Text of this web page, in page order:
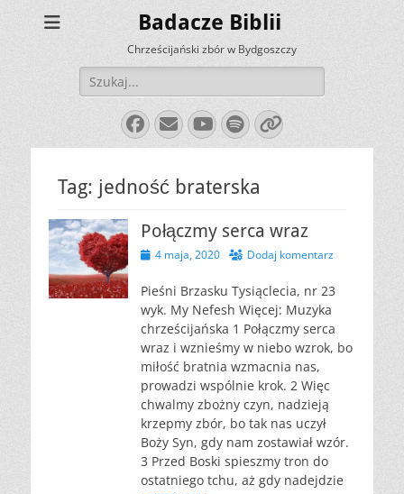
Badacze Biblii
Chrześcijański zbór w Bydgoszczy
Szukaj:
Facebook
E-
mail
YouTube
Spotify
Link
Tag: jedność braterska
Połączmy serca wraz
Opublikowano
4 maja, 2020 Dodaj komentarz
Pieśni Brzasku Tysiąclecia, nr 23
wyk. My Nefesh Więcej: Muzyka
chrześcijańska 1 Połączmy serca
wraz i wznieśmy w niebo wzrok, bo
miłość bratnia wzmacnia nas,
prowadzi wspólnie krok. 2 Więc
chwalmy zbożny czyn, nadzieją
krzepmy zbór, bo tak nas uczył
Boży Syn, gdy nam zostawiał wzór.
3 Przed Boski spieszmy tron do
ostatniego tchu, aż gdy nadejdzie